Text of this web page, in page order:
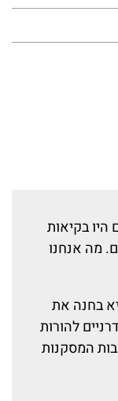
היו בקיאות
מה אנחנו
בחנה את
להורות
המסקנות